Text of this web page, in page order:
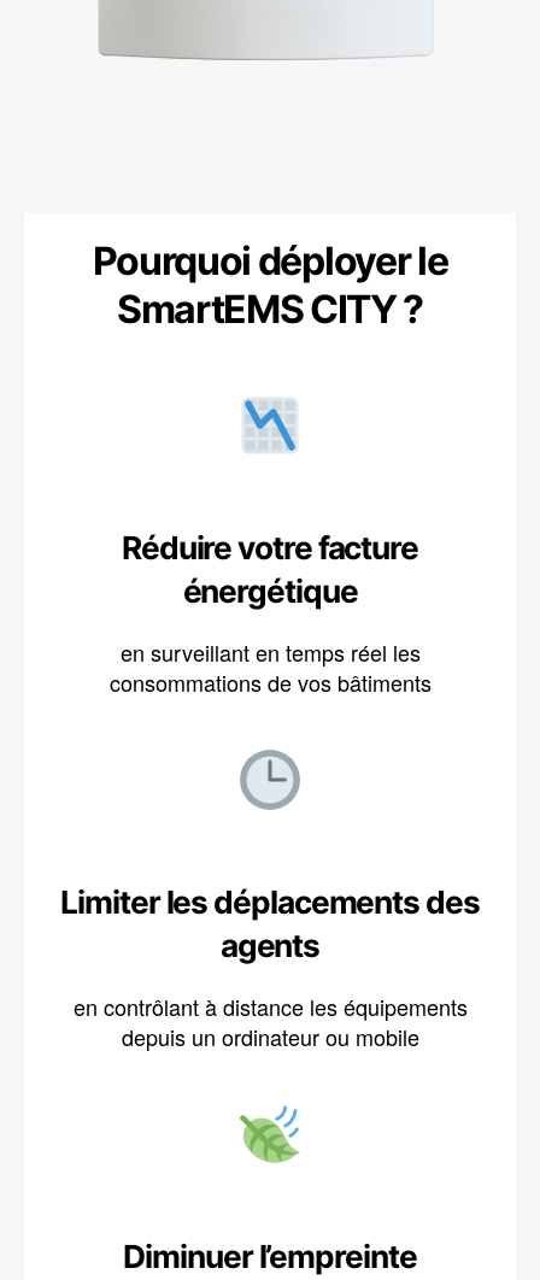
Pourquoi déployer le
SmartEMS CITY ?
Réduire votre facture
énergétique
en surveillant en temps réel les
consommations de vos bâtiments
Limiter les déplacements des
agents
en contrôlant à distance les équipements
depuis un ordinateur ou mobile
Diminuer l’empreinte